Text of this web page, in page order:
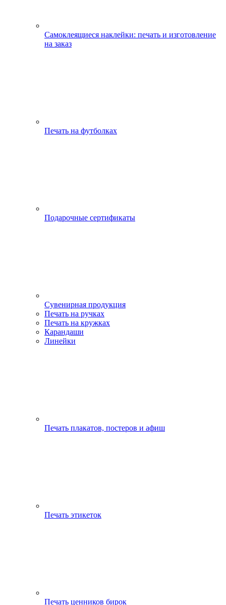
Самоклеящиеся наклейки: печать и изготовление
на заказ
Печать на футболках
Подарочные сертификаты
Сувенирная продукция
Печать на ручках
Печать на кружках
Карандаши
Линейки
Печать плакатов, постеров и афиш
Печать этикеток
Печать ценников бирок